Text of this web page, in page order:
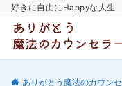
好きに自由にHappyな人生
ありがとう魔法のカウン